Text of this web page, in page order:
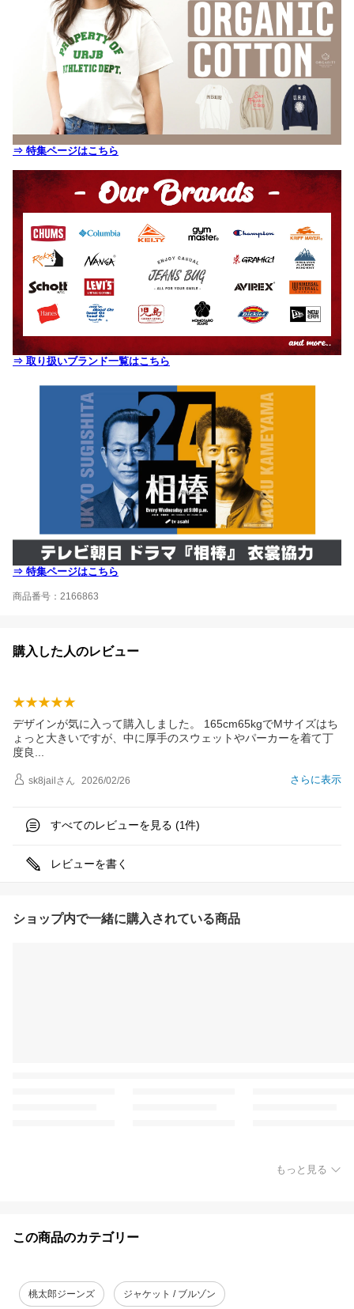
⇒ 特集ページはこちら
⇒ 取り扱いブランド一覧はこちら
⇒ 特集ページはこちら
商品番号：2166863
購入した人のレビュー
デザインが気に入って購入しました。 165cm65kgでMサイズはち
ょっと大きいですが、中に厚手のスウェットやパーカーを着て丁
度良
さらに表示
sk8jail さん 2026/02/26
すべてのレビューを見る (1件)
レビューを書く
ショップ内で一緒に購入されている商品
もっと見る
この商品のカテゴリー
桃太郎ジーンズ ジャケット / ブルゾン